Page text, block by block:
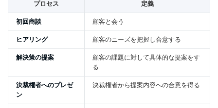
プロセス 定義
初回商談 顧客と会う
ヒアリング 顧客のニーズを把握し合意する
解決策の提案
顧客の課題に対して具体的な提案をす
る
決裁権者へのプレゼ
ン
決裁権者から提案内容への合意を得る